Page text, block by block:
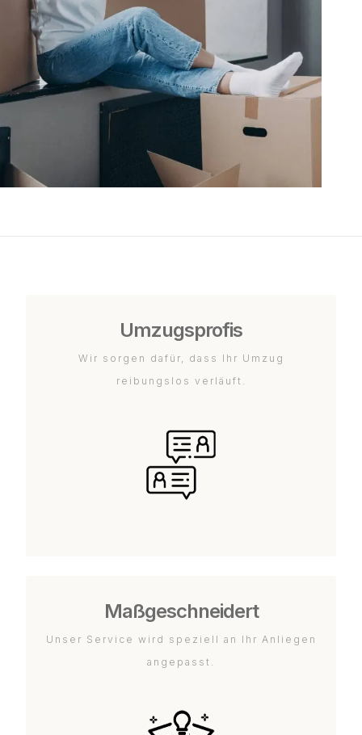
Umzugsprofis
Wir sorgen dafür, dass Ihr Umzug
reibungslos verläuft.
Maßgeschneidert
Unser Service wird speziell an Ihr Anliegen
angepasst.